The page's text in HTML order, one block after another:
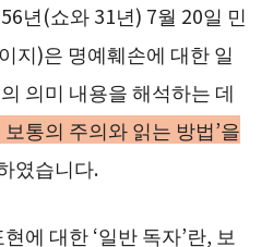
년(쇼와 31년) 7월 20일 민
지)은 명예훼손에 대한 일
의미 내용을 해석하는 데
보통의 주의와 읽는 방법’을
였습니다.
에 대한 ‘일반 독자’란, 보